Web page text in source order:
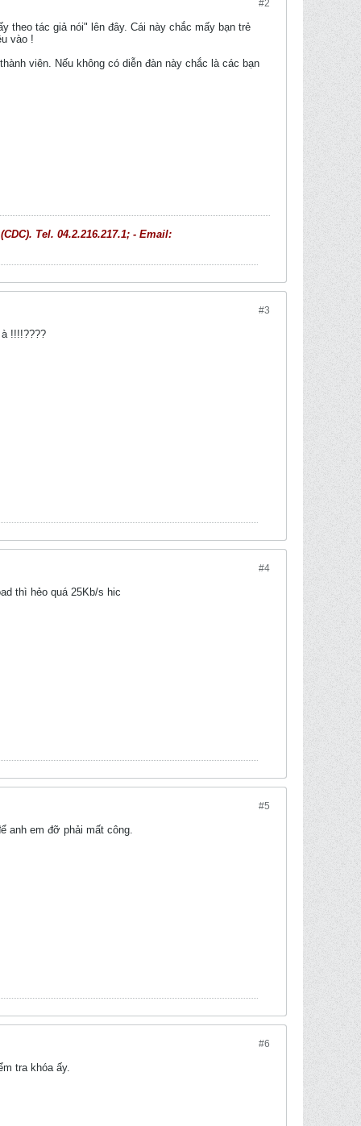
#2
theo tác giả nói" lên đây. Cái này chắc mấy bạn trẻ
vào !
viên. Nếu không có diễn đàn này chắc là các bạn
Tel. 04.2.216.217.1; - Email:
#3
!!!!????
#4
thì hẻo quá 25Kb/s hic
#5
anh em đỡ phải mất công.
#6
tra khóa ấy.